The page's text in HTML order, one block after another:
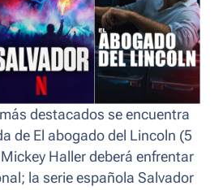
destacados se encuentra
de El abogado del Lincoln (5
Haller deberá enfrentar
la serie española Salvador